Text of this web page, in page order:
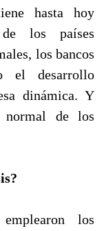
hasta hoy
los países
los bancos
el desarrollo
dinámica. Y
normal de los
los